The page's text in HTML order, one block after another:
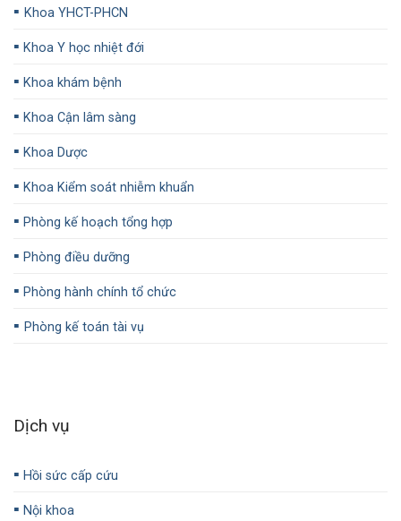
▪️ Khoa YHCT-PHCN
▪️ Khoa Y học nhiệt đới
▪️ Khoa khám bệnh
▪️ Khoa Cận lâm sàng
▪️ Khoa Dược
▪️ Khoa Kiểm soát nhiễm khuẩn
▪️ Phòng kế hoạch tổng hợp
▪️ Phòng điều dưỡng
▪️ Phòng hành chính tổ chức
▪️ Phòng kế toán tài vụ
Dịch vụ
▪️ Hồi sức cấp cứu
▪️ Nội khoa